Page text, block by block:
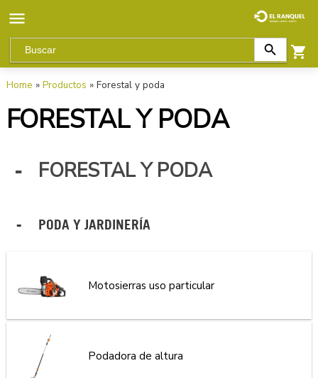
Home » Productos » Forestal y poda
FORESTAL Y PODA
FORESTAL Y PODA
PODA Y JARDINERÍA
Motosierras uso particular
Podadora de altura